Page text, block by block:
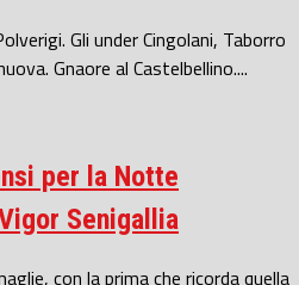
Gli under Cingolani, Taborro
Gnaore al Castelbellino....
per la Notte
Senigallia
con la prima che ricorda quella